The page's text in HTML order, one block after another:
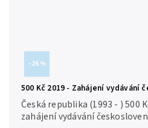
–26 %
500 Kč 2019 - Zahájení vydávání
PROOF
Česká republika (1993 - ) 500
zahájení vydávání